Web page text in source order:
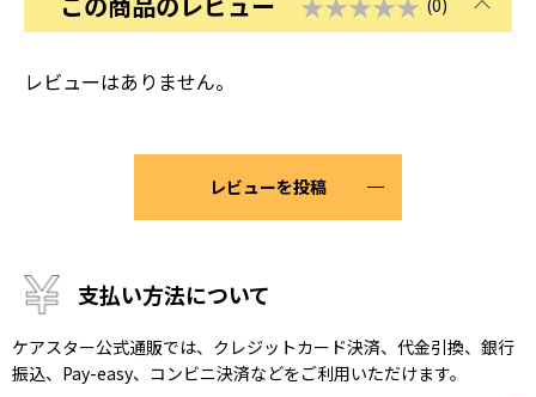
レビューはありません。
レビューを投稿
支払い方法について
ケアスター公式通販では、クレジットカード決済、代金引換、銀行
振込、Pay-easy、コンビニ決済などをご利用いただけます。